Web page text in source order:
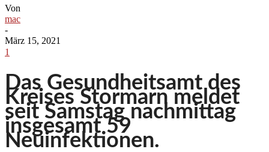
Von
mac
-
März 15, 2021
1
Das Gesundheitsamt des
Kreises Stormarn meldet
seit Samstag nachmittag
insgesamt 59
Neuinfektionen.